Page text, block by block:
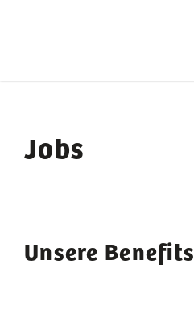
Jobs
Unsere Benefits